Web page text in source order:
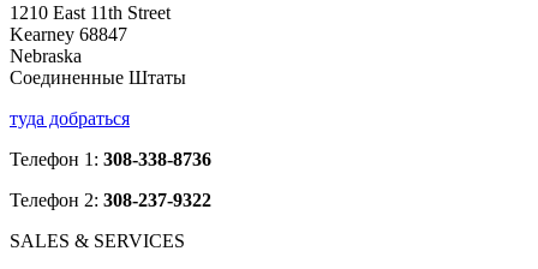
1210 East 11th Street
Kearney 68847
Nebraska
Соединенные Штаты
туда добраться
Телефон 1: 308-338-8736
Телефон 2: 308-237-9322
SALES & SERVICES